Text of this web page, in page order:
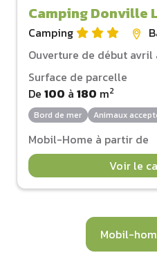
Camping Donville
Camping
Ouverture de début
Surface de parcelle
De 100 à 180 m2
Bord de mer Animaux
Mobil-Home à partir de
Voir le
Mobil-